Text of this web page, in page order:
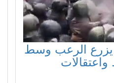
يزرع الرعب وسط